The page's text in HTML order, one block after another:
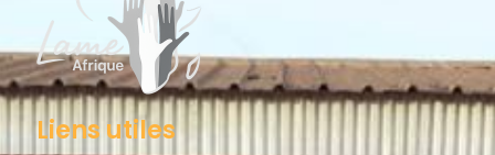
Liens utiles